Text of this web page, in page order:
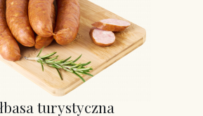
turystyczna